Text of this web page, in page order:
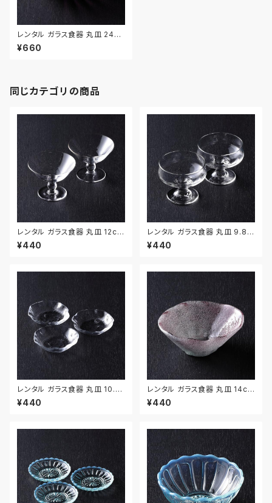
レンタル ガラス食器 丸皿 24c
m｜GLM010
¥660
同じカテゴリの商品
レンタル ガラス食器 丸皿 12cm
2枚セット｜GLM128
¥440
レンタル ガラス食器 丸皿 9.8c
m 2枚セット｜GLM129
¥440
レンタル ガラス食器 丸皿 10.1c
m 3枚セット｜GLM130
¥440
レンタル ガラス食器 丸皿 14cm
｜GLM119
¥440